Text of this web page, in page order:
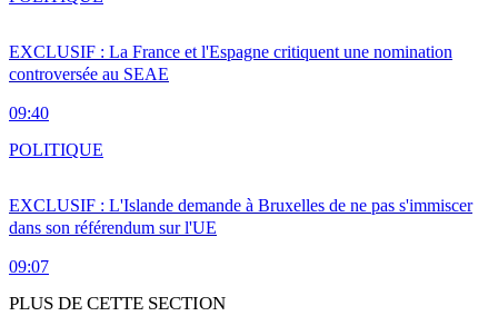
EXCLUSIF : La France et l'Espagne critiquent une nomination
controversée au SEAE
09:40
EXCLUSIF : L'Islande demande à Bruxelles de ne pas s'immiscer
dans son référendum sur l'UE
09:07
POLITIQUE
PLUS DE CETTE SECTION